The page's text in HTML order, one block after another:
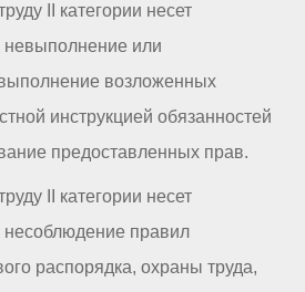
II категории несет
невыполнение или
возложенных
инструкцией обязанностей
предоставленных прав.
II категории несет
несоблюдение правил
распорядка, охраны труда,